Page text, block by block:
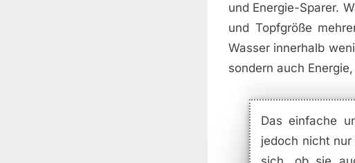
und Energie-Sparer.
und Topfgröße
Wasser innerhalb
sondern auch
Das einfache
jedoch nicht